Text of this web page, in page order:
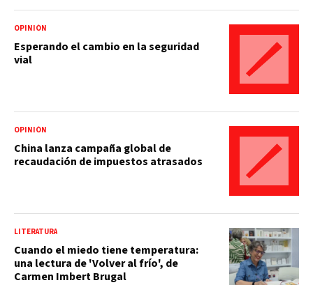
OPINIÓN
Esperando el cambio en la seguridad
vial
OPINIÓN
China lanza campaña global de
recaudación de impuestos atrasados
LITERATURA
Cuando el miedo tiene temperatura:
una lectura de 'Volver al frío', de
Carmen Imbert Brugal